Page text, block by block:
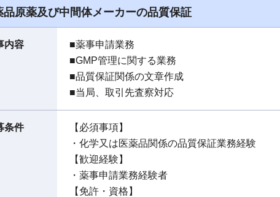
品原薬及び中間体メーカーの品質保証
内容
■薬事申請業務
■GMP管理に関する業務
■品質保証関係の文章作成
■当局、取引先査察対応
条件
【必須事項】
・化学又は医薬品関係の品質保証業務経験
【歓迎経験】
・薬事申請業務経験者
【免許・資格】